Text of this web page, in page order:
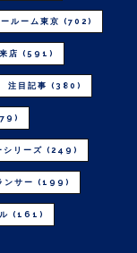
ルーム東京 (702)
店 (591)
注目記事 (380)
シリーズ (249)
ンサー (199)
(161)